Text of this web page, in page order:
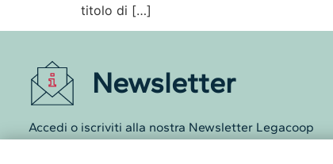
titolo di […]
Newsletter
Accedi o iscriviti alla nostra Newsletter Legacoop
Informazioni per restare sempre aggiornati sul